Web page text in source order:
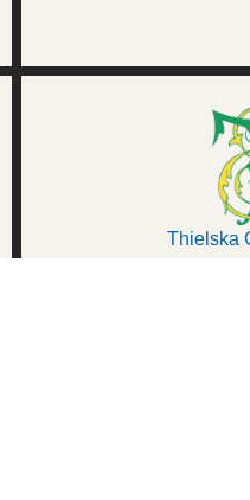
Thielska